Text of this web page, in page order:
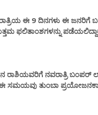
ಈ 9 ದಿನಗಳು ಈ ಜನರಿಗೆ
ಉತ್ತಮ ಫಲಿತಾಂಶಗಳನ್ನು
ರಾಶಿಯವರಿಗೆ ನವರಾತ್ರಿ ಬಂಪರ್
ಸಮಯವು ತುಂಬಾ